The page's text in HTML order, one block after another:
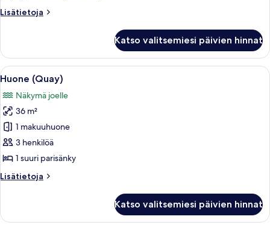
Lisätietoja
Lisätietoja
(Esplanade)
Katso valitsemiesi päivien hinnat
Avaa
kaikki
huonetyypin
Huone
(Quay)
kuvat
Hotellihuone, jossa on sänky, sohva,
7
Huone (Quay)
Näkymä joelle
36 m²
1 makuuhuone
3 henkilöä
1 suuri parisänky
Lisätietoja
Lisätietoja
Katso valitsemiesi päivien hinnat